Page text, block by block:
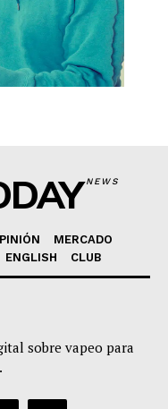
NEWS
MERCADO
ENGLISH CLUB
sobre vapeo para